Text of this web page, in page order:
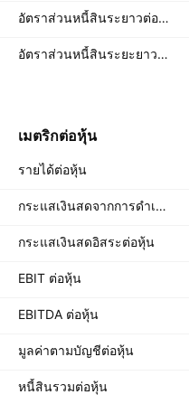
อัตราส่วนหนี้สินระยาวต่อสินทรัพย์รวม
อัตราส่วนหนี้สินระยะยาวต่อส่วนของผู้ถือหุ้นทั้งหมด
เมตริกต่อหุ้น
รายได้ต่อหุ้น
กระแสเงินสดจากการดำเนินงานต่อหุ้น
กระแสเงินสดอิสระต่อหุ้น
EBIT ต่อหุ้น
EBITDA ต่อหุ้น
มูลค่าตามบัญชีต่อหุ้น
หนี้สินรวมต่อหุ้น